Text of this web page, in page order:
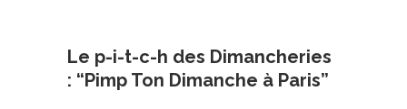
Le p-i-t-c-h des Dimancheries
: “Pimp Ton Dimanche à Paris”